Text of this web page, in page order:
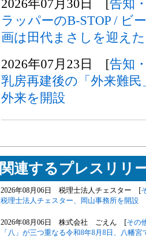
2026年07月30日 [告知
ラッパーのB-STOP / ビ
画は田代まさしを迎え
2026年07月23日 [告知
乳房再建後の「外来難
外来を開設
関連するプレスリリ
2026年08月06日 税理士法人チェスター [
税理士法人チェスター、岡山事務所を開設
2026年08月06日 株式会社 ごえん [その
「八」が三つ重なる令和8年8月8日、八幡